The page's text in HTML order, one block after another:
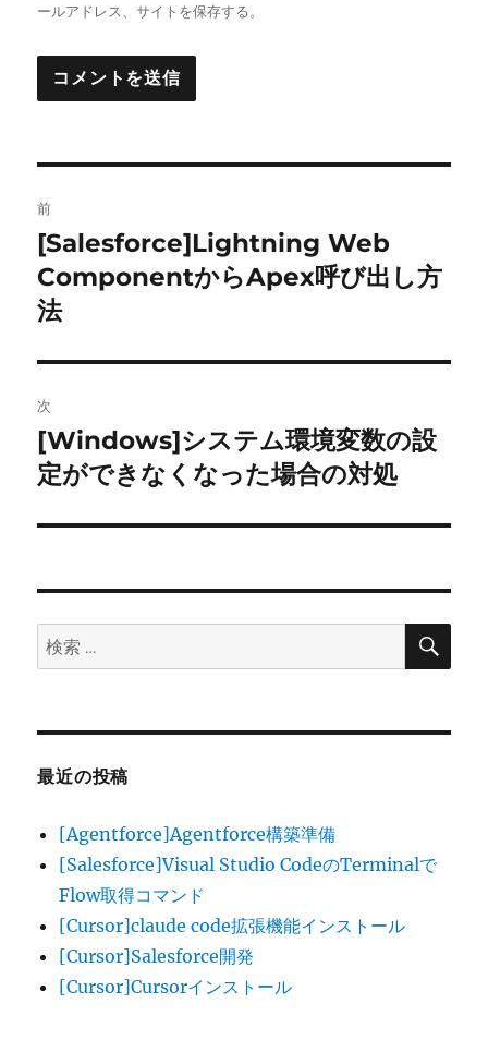
ールアドレス、サイトを保存する。
稿
ナ
ビ
ゲ
ー
シ
前
前
の
投
[Salesforce]Lightning Web
ComponentからApex呼び出し方
法
次
次
の
稿:
[Windows]システム環境変数の設
定ができなくなった場合の対処
検
索:
検
最近の投稿
[Agentforce]Agentforce構築準備
[Salesforce]Visual Studio CodeのTerminalで
Flow取得コマンド
[Cursor]claude code拡張機能インストール
[Cursor]Salesforce開発
[Cursor]Cursorインストール